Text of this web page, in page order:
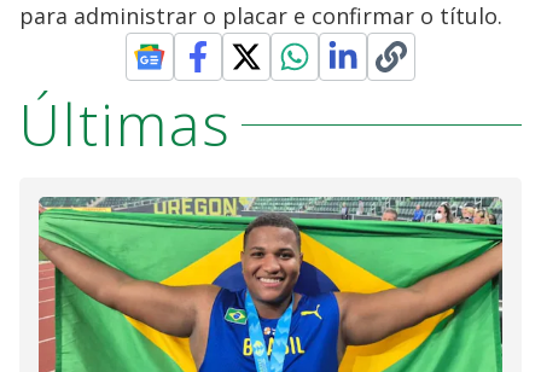
para administrar o placar e confirmar o título.
Últimas